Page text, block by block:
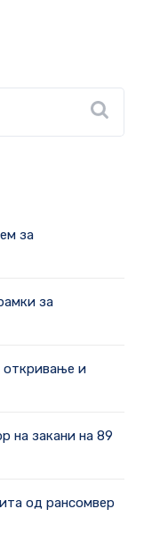
за
за
откривање и
на закани на 89
од рансомвер